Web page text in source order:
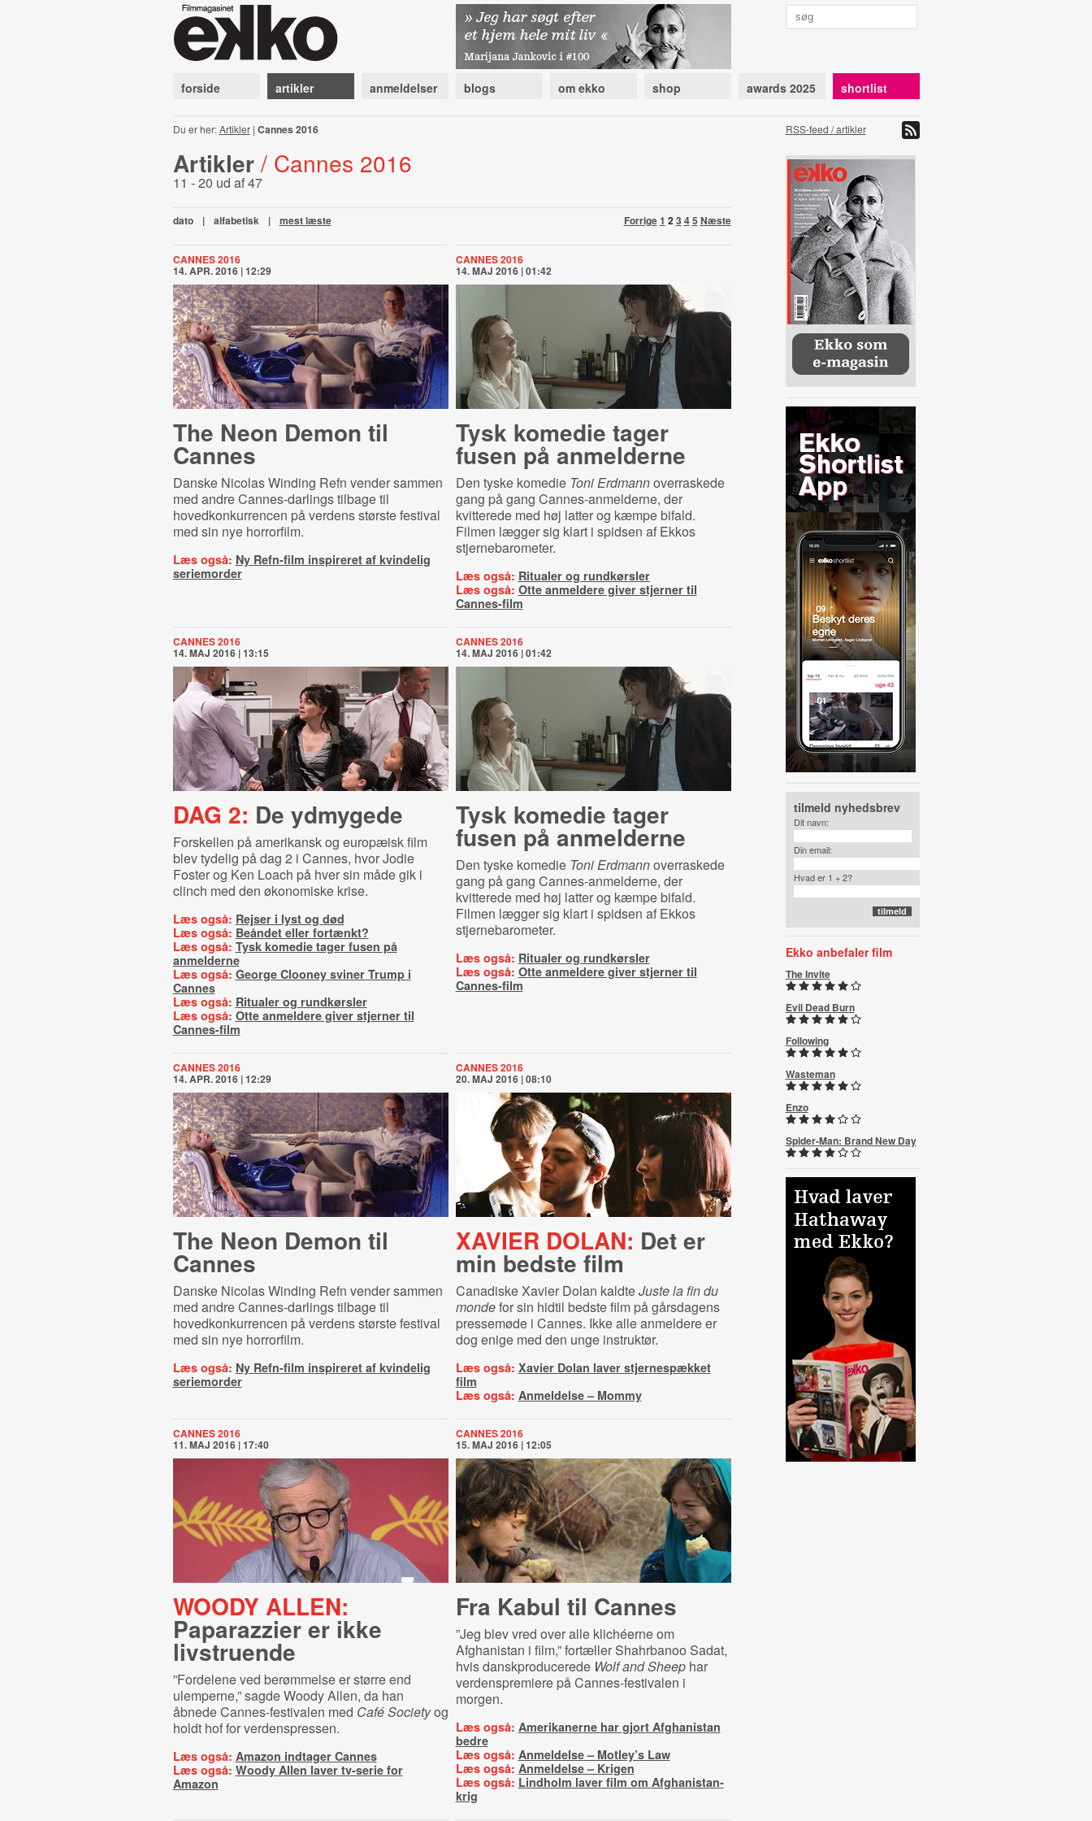
forside artikler anmeldelser blogs om ekko shop awards 2025 shortlist
Du er her:Artikler| Cannes 2016 RSS-feed / artikler
Artikler / Cannes 2016
11 - 20 ud af 47
Forrige1 23 45 Næste
dato | alfabetisk | mest læste
CANNES 2016
14. APR. 2016 | 12:29
The Neon Demon til
Cannes
Danske Nicolas Winding Refn vender sammen
med andre Cannes-darlings tilbage til
hovedkonkurrencen på verdens største festival
med sin nye horrorfilm.
Læs også: Ny Refn-film inspireret af kvindelig
seriemorder
CANNES 2016
14. MAJ 2016 | 01:42
Tysk komedie tager
fusen på anmelderne
Den tyske komedie Toni Erdmannoverraskede
gang på gang Cannes-anmelderne, der
kvitterede med høj latter og kæmpe bifald.
Filmen lægger sig klart i spidsen af Ekkos
stjernebarometer.
Læs også: Ritualer og rundkørsler
Læs også: Otte anmeldere giver stjerner til
Cannes-film
CANNES 2016
14. MAJ 2016 | 13:15
DAG 2: De ydmygede
Forskellen på amerikansk og europæisk film
blev tydelig på dag 2 i Cannes, hvor Jodie
Foster og Ken Loach på hver sin måde gik i
clinch med den økonomiske krise.
Læs også: Rejser i lyst og død
Læs også: Beåndet eller fortænkt?
Læs også: Tysk komedie tager fusen på
anmelderne
Læs også: George Clooney sviner Trump i
Cannes
Læs også: Ritualer og rundkørsler
Læs også: Otte anmeldere giver stjerner til
Cannes-film
CANNES 2016
14. MAJ 2016 | 01:42
Tysk komedie tager
fusen på anmelderne
Den tyske komedie Toni Erdmannoverraskede
gang på gang Cannes-anmelderne, der
kvitterede med høj latter og kæmpe bifald.
Filmen lægger sig klart i spidsen af Ekkos
stjernebarometer.
Læs også: Ritualer og rundkørsler
Læs også: Otte anmeldere giver stjerner til
Cannes-film
CANNES 2016
14. APR. 2016 | 12:29
The Neon Demon til
Cannes
Danske Nicolas Winding Refn vender sammen
med andre Cannes-darlings tilbage til
hovedkonkurrencen på verdens største festival
med sin nye horrorfilm.
Læs også: Ny Refn-film inspireret af kvindelig
seriemorder
CANNES 2016
20. MAJ 2016 | 08:10
XAVIER DOLAN: Det er
min bedste film
Canadiske Xavier Dolan kaldteJuste la fin du
mondefor sin hidtil bedste film på gårsdagens
pressemøde i Cannes. Ikke alle anmeldere er
dog enige med den unge instruktør.
Læs også: Xavier Dolan laver stjernespækket
film
Læs også: Anmeldelse – Mommy
CANNES 2016
11. MAJ 2016 | 17:40
WOODY ALLEN:
Paparazzier er ikke
livstruende
”Fordelene ved berømmelse er større end
ulemperne,” sagde Woody Allen, da han
åbnede Cannes-festivalen med Café Societyog
holdt hof for verdenspressen.
Læs også: Amazon indtager Cannes
Læs også: Woody Allen laver tv-serie for
Amazon
CANNES 2016
15. MAJ 2016 | 12:05
Fra Kabul til Cannes
”Jeg blev vred over alle klichéerne om
Afghanistan i film,” fortæller Shahrbanoo Sadat,
hvis danskproducerede Wolf and Sheep har
verdenspremiere på Cannes-festivalen i
morgen.
Læs også: Amerikanerne har gjort Afghanistan
bedre
Læs også: Anmeldelse – Motley’s Law
Læs også: Anmeldelse – Krigen
Læs også: Lindholm laver film om Afghanistan-
krig
tilmeld nyhedsbrev
Dit navn:
Din email:
Hvad er 1 + 2?
Ekko anbefaler film
The Invite
Evil Dead Burn
Following
Wasteman
Enzo
Spider-Man: Brand New Day